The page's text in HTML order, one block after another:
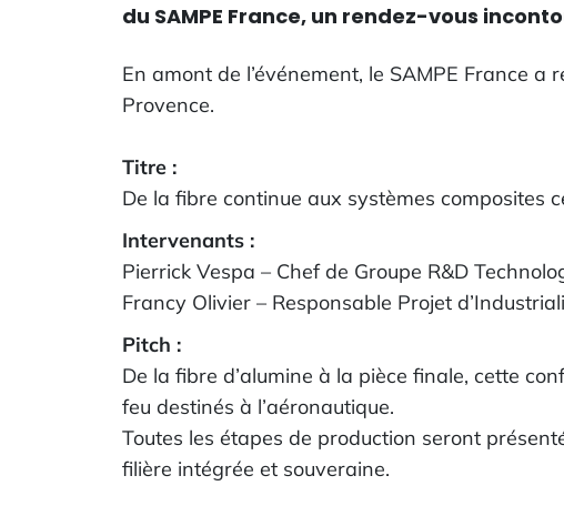
du SAMPE France, un rendez-vous
En amont de l’événement, le SAMPE France
Provence.
Titre :
De la fibre continue aux systèmes composites
Intervenants :
Pierrick Vespa – Chef de Groupe R&D
Francy Olivier – Responsable Projet
Pitch :
De la fibre d’alumine à la pièce finale, cette
feu destinés à l’aéronautique.
Toutes les étapes de production seront
filière intégrée et souveraine.